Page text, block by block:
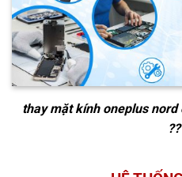
thay mặt kính oneplus nord